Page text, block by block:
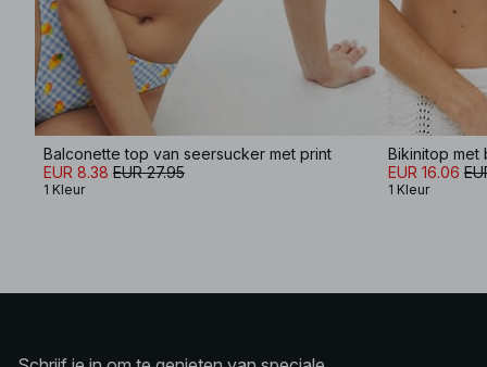
Balconette top van seersucker met print
EUR 8.38 EUR 27.95
1 Kleur
Bikinitop met
EUR 16.06
1 Kleur